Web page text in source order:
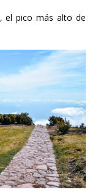
, el pico más alto de